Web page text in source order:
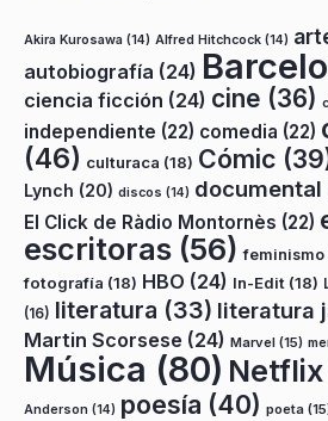
Akira Kurosawa (14) Alfred Hitchcock (14)
autobiografía (24)
ciencia ficción (24) cine (36)
independiente (22) comedia (22)
(46) culturaca (18) Cómic
Lynch (20) discos (14) documental
El Click de Ràdio Montornès (22)
escritoras (56) feminismo
fotografía (18) HBO (24) In-Edit (18)
(16) literatura (33) literatura
Martin Scorsese (24) Marvel (15)
Música (80) Netflix
Anderson (14) poesía (40) poeta